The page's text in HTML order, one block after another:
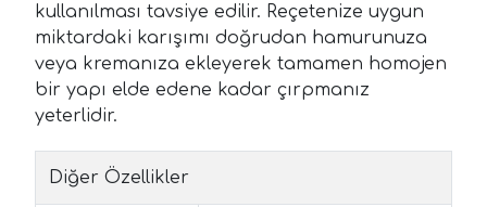
kullanılması tavsiye edilir. Reçetenize uygun
miktardaki karışımı doğrudan hamurunuza
veya kremanıza ekleyerek tamamen homojen
bir yapı elde edene kadar çırpmanız
yeterlidir.
Diğer Özellikler